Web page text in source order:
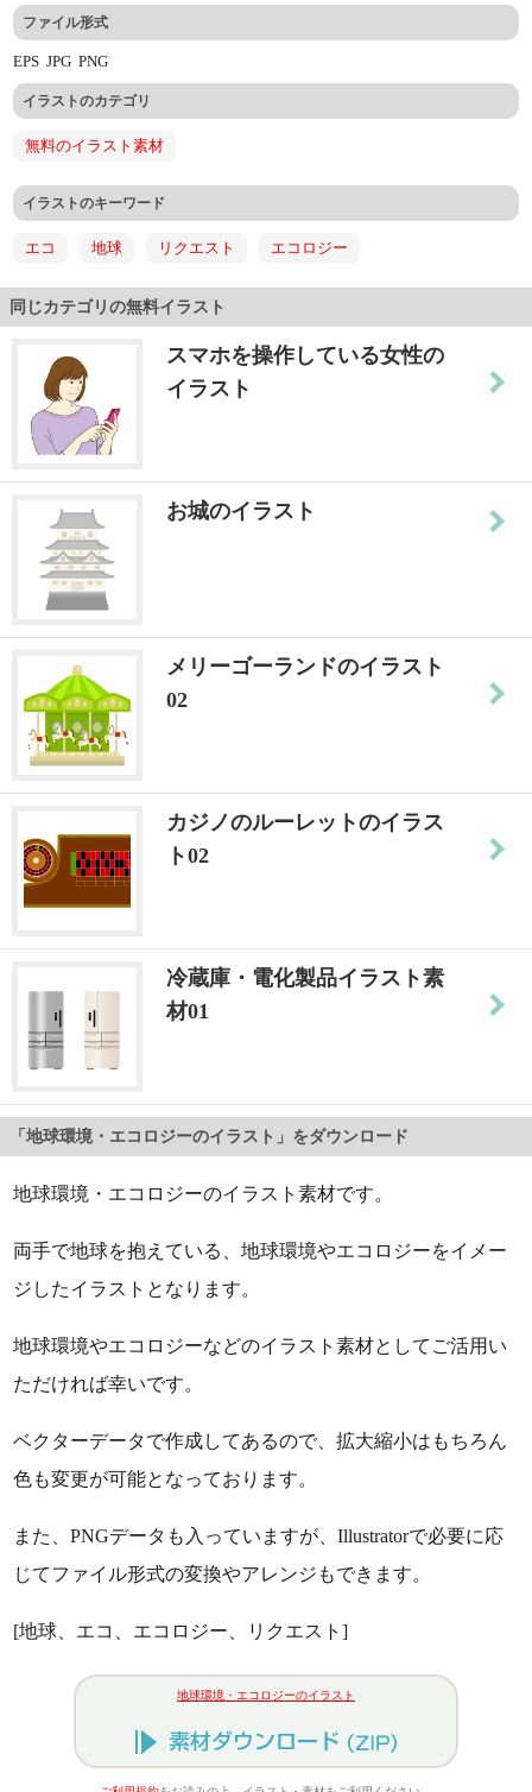
ファイル形式
EPSJPGPNG
イラストのカテゴリ
無料のイラスト素材
イラストのキーワード
エコ 地球 リクエスト エコロジー
同じカテゴリの無料イラスト
スマホを操作している女性の
イラスト
お城のイラスト
メリーゴーランドのイラスト
02
カジノのルーレットのイラス
ト02
冷蔵庫・電化製品イラスト素
材01
「地球環境・エコロジーのイラスト」をダウンロード
地球環境・エコロジーのイラスト素材です。
両手で地球を抱えている、地球環境やエコロジーをイメー
ジしたイラストとなります。
地球環境やエコロジーなどのイラスト素材としてご活用い
ただければ幸いです。
ベクターデータで作成してあるので、拡大縮小はもちろん
色も変更が可能となっております。
また、PNGデータも入っていますが、Illustratorで必要に応
じてファイル形式の変換やアレンジもできます。
[地球、エコ、エコロジー、リクエスト]
地球環境・エコロジーのイラスト